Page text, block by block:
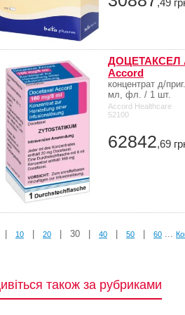
,49
ДОЦЕТАКСЕЛ
Accord
концентрат д/
мл, фл. / 1 шт.
Accord Healthcare
52100
62842,69
10 20 30 40 50 60 ...
також за рубриками